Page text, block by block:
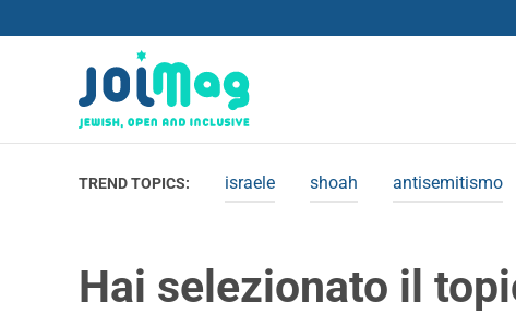
TREND TOPICS: israele shoah antisemitismo
Hai selezionato il